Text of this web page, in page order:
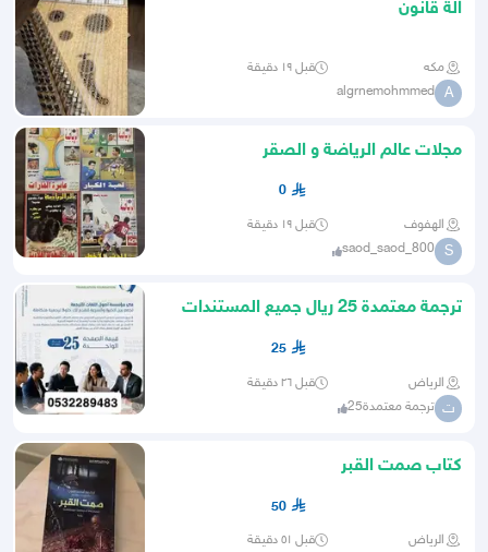
الة قانون
مكه قبل ١٩ دقيقة
A
algrnemohmmed
مجلات عالم الرياضة و الصقر
0
الهفوف قبل ١٩ دقيقة
S
saod_saod_800
ترجمة معتمدة 25 ريال جميع المستندات
25
الرياض قبل ٢٦ دقيقة
ت ترجمة معتمدة25
كتاب صمت القبر
50
الرياض قبل ٥١ دقيقة